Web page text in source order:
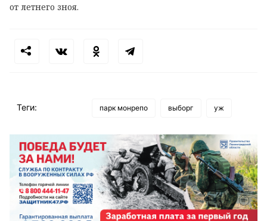
от летнего зноя.
Теги: парк монрепо выборг уж